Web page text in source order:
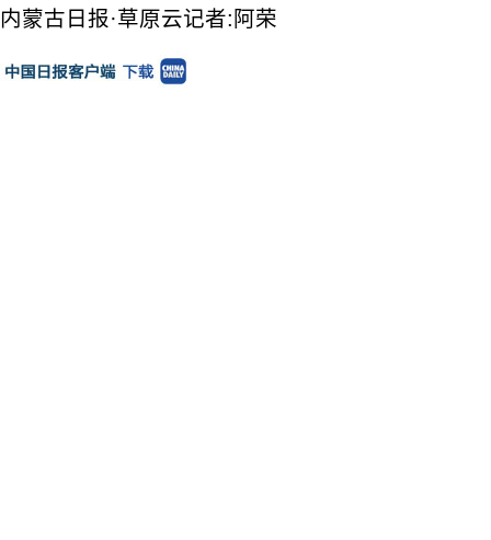
内蒙古日报·草原云记者:阿荣